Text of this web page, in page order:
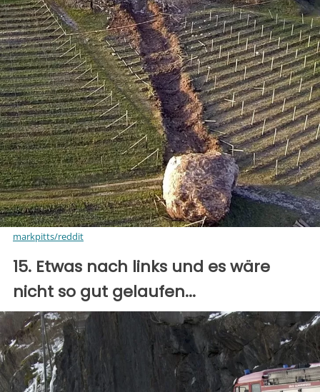
markpitts/reddit
15. Etwas nach links und es wäre
nicht so gut gelaufen...